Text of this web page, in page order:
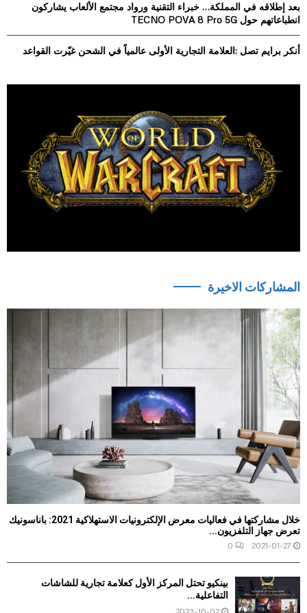
بعد إطلاقه في المملكة… خبراء التقنية ورواد مجتمع الألعاب يشاركون
انطباعاتهم حول TECNO POVA 8 Pro 5G
أنكر برايم تصل :العلامة التجارية الأولى عالمياً في الشحن غيّرت القواعد
المشاركات الاخيرة
خلال مشاركتها في فعاليات معرض الإلكترونيات الاستهلاكية 2021: باناسونيك
تعرض جهاز التلفزيون...
2021-01-27
0
بينكيو تحتل المركز الأول كعلامة تجارية للشاشات
التفاعلية...